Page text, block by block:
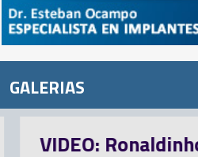
GALERIAS
Ronaldinho y Ronaldo